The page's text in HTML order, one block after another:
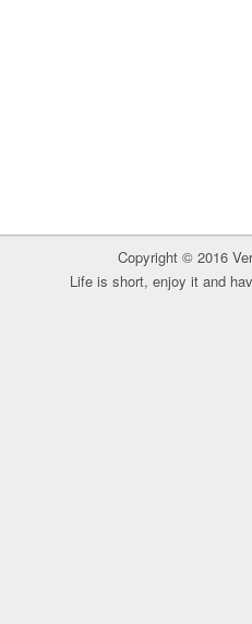
Copyright © 2016
Life is short, enjoy it and